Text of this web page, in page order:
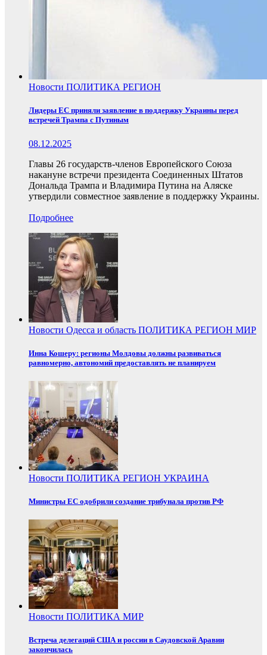
Новости ПОЛИТИКА РЕГИОН
Лидеры ЕС приняли заявление в поддержку Украины перед
встречей Трампа с Путиным
08.12.2025
Главы 26 государств-членов Европейского Союза
накануне встречи президента Соединенных Штатов
Дональда Трампа и Владимира Путина на Аляске
утвердили совместное заявление в поддержку Украины.
Подробнее
Новости Одесса и область ПОЛИТИКА РЕГИОН МИР
Инна Кошеру: регионы Молдовы должны развиваться
равномерно, автономий предоставлять не планируем
Новости ПОЛИТИКА РЕГИОН УКРАИНА
Министры ЕС одобрили создание трибунала против РФ
Новости ПОЛИТИКА МИР
Встреча делегаций США и россии в Саудовской Аравии
закончилась